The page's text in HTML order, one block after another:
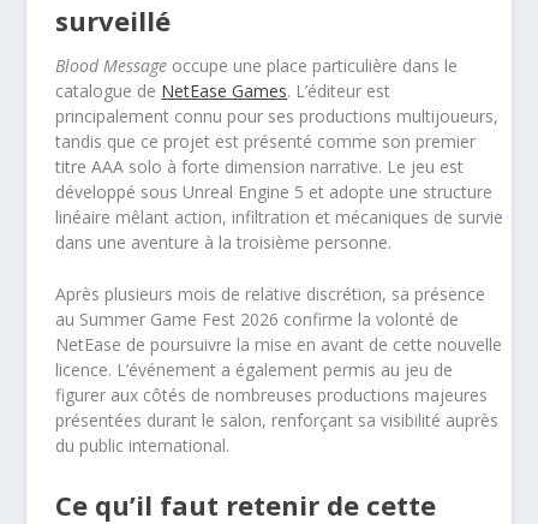
surveillé
Blood Message occupe une place particulière dans le
catalogue de NetEase Games. L’éditeur est
principalement connu pour ses productions multijoueurs,
tandis que ce projet est présenté comme son premier
titre AAA solo à forte dimension narrative. Le jeu est
développé sous Unreal Engine 5 et adopte une structure
linéaire mêlant action, infiltration et mécaniques de survie
dans une aventure à la troisième personne.
Après plusieurs mois de relative discrétion, sa présence
au Summer Game Fest 2026 confirme la volonté de
NetEase de poursuivre la mise en avant de cette nouvelle
licence. L’événement a également permis au jeu de
figurer aux côtés de nombreuses productions majeures
présentées durant le salon, renforçant sa visibilité auprès
du public international.
Ce qu’il faut retenir de cette